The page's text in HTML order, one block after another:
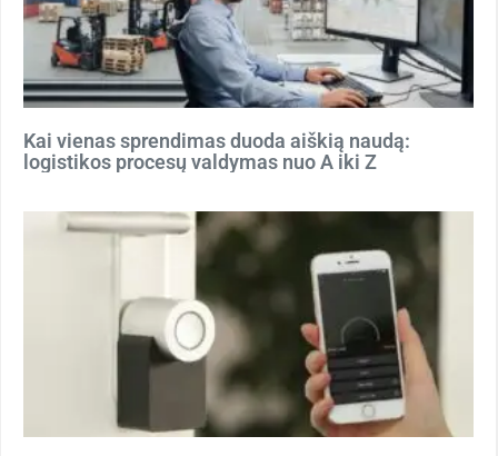
Kai vienas sprendimas duoda aiškią naudą:
logistikos procesų valdymas nuo A iki Z